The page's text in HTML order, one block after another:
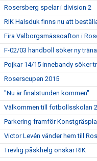
Rosersberg spelar i division 2
RIK Halsduk finns nu att
Fira Valborgsmässoafton i
F-02/03 handboll söker ny
Pojkar 14/15 innebandy söker
Roserscupen 2015
"Nu är finalstunden kommen"
Välkommen till fotbollsskolan
Parkering framför
Victor Levén vänder hem till
Trevlig påskhelg önskar RIK